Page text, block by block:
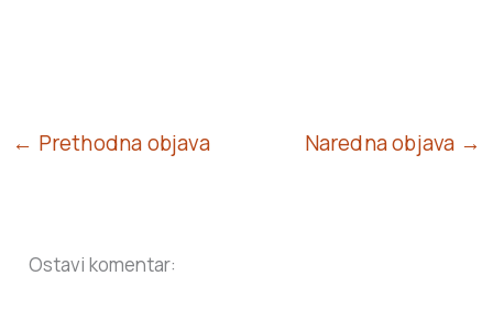
← Prethodna objava Naredna objava →
Ostavi komentar: